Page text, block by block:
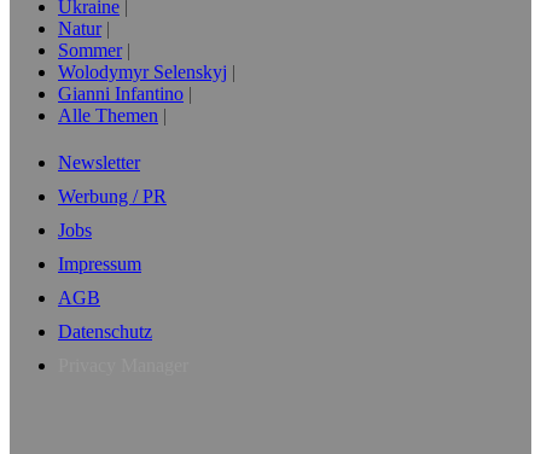
Ukraine
Natur
Sommer
Wolodymyr Selenskyj
Gianni Infantino
Alle Themen
Newsletter
Werbung / PR
Jobs
Impressum
AGB
Datenschutz